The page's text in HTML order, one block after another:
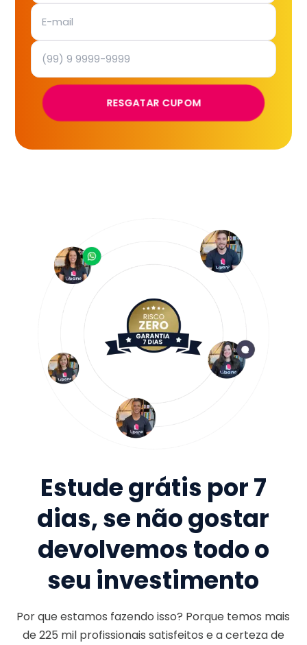
RESGATAR CUPOM
Estude grátis por 7
dias, se não gostar
devolvemos todo o
seu investimento
Por que estamos fazendo isso? Porque temos mais
de225 milprofissionais satisfeitos e a certeza de